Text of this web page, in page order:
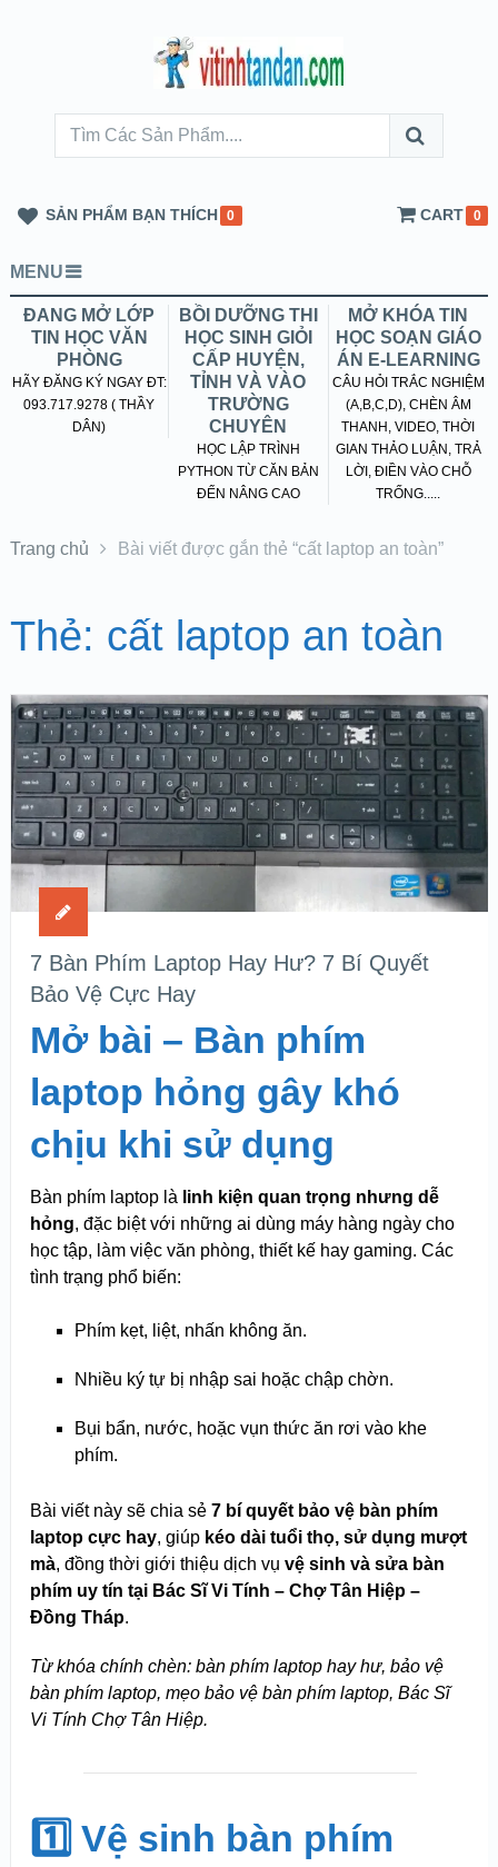
SẢN PHẨM BẠN THÍCH 0 CART 0
MENU
ĐANG MỞ LỚP
TIN HỌC VĂN
PHÒNG
HÃY ĐĂNG KÝ NGAY ĐT:
093.717.9278 ( THẦY
DÂN)
BỒI DƯỠNG THI
HỌC SINH GIỎI
CẤP HUYỆN,
TỈNH VÀ VÀO
TRƯỜNG
CHUYÊN
HỌC LẬP TRÌNH
PYTHON TỪ CĂN BẢN
ĐẾN NÂNG CAO
MỞ KHÓA TIN
HỌC SOẠN GIÁO
ÁN E-LEARNING
CÂU HỎI TRẮC NGHIỆM
(A,B,C,D), CHÈN ÂM
THANH, VIDEO, THỜI
GIAN THẢO LUẬN, TRẢ
LỜI, ĐIỀN VÀO CHỖ
TRỐNG.....
Trang chủ Bài viết được gắn thẻ “cất laptop an toàn”
Thẻ: cất laptop an toàn
7 Bàn Phím Laptop Hay Hư? 7 Bí Quyết
Bảo Vệ Cực Hay
Mở bài – Bàn phím
laptop hỏng gây khó
chịu khi sử dụng
Bàn phím laptop là linh kiện quan trọng nhưng dễ
hỏng, đặc biệt với những ai dùng máy hàng ngày cho
học tập, làm việc văn phòng, thiết kế hay gaming. Các
tình trạng phổ biến:
Phím kẹt, liệt, nhấn không ăn.
Nhiều ký tự bị nhập sai hoặc chập chờn.
Bụi bẩn, nước, hoặc vụn thức ăn rơi vào khe
phím.
Bài viết này sẽ chia sẻ 7 bí quyết bảo vệ bàn phím
laptop cực hay, giúp kéo dài tuổi thọ, sử dụng mượt
mà, đồng thời giới thiệu dịch vụ vệ sinh và sửa bàn
phím uy tín tại Bác Sĩ Vi Tính – Chợ Tân Hiệp –
Đồng Tháp.
Từ khóa chính chèn: bàn phím laptop hay hư, bảo vệ
bàn phím laptop, mẹo bảo vệ bàn phím laptop, Bác Sĩ
Vi Tính Chợ Tân Hiệp.
1️⃣ Vệ sinh bàn phím